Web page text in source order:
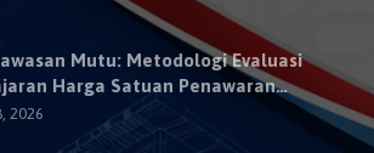
Mutu: Metodologi Evaluasi
Harga Satuan Penawaran
2026